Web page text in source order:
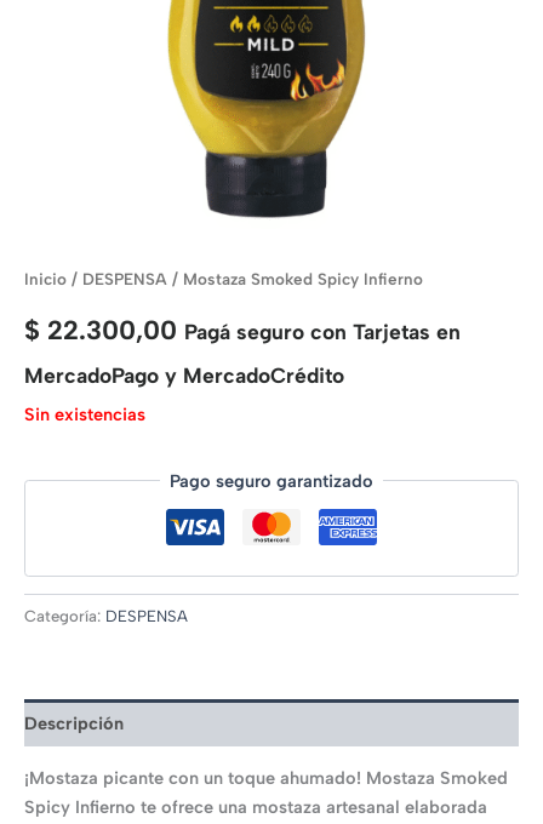
Inicio / DESPENSA / Mostaza Smoked Spicy Infierno
$ 22.300,00 Pagá seguro con Tarjetas en
MercadoPago y MercadoCrédito
Sin existencias
Pago seguro garantizado
Categoría: DESPENSA
Descripción
¡Mostaza picante con un toque ahumado! Mostaza Smoked
Spicy Infierno te ofrece una mostaza artesanal elaborada